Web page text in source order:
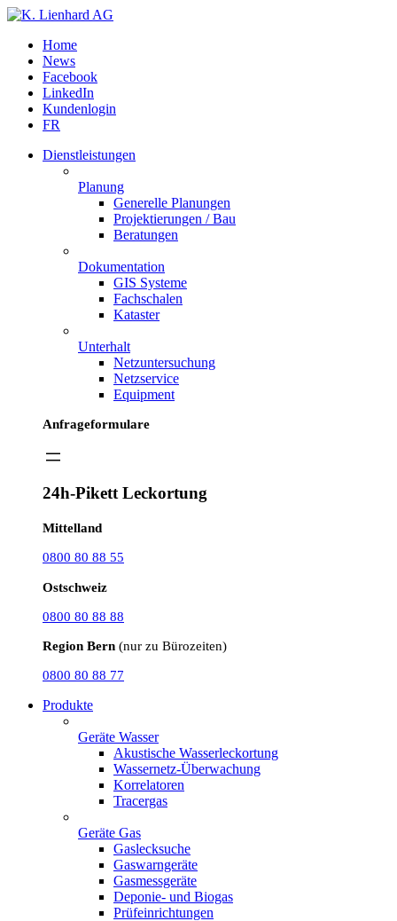
Home
News
Facebook
LinkedIn
Kundenlogin
FR
Dienstleistungen
Planung
Generelle Planungen
Projektierungen / Bau
Beratungen
Dokumentation
GIS Systeme
Fachschalen
Kataster
Unterhalt
Netzuntersuchung
Netzservice
Equipment
Anfrageformulare
24h-Pikett Leckortung
Mittelland
0800 80 88 55
Ostschweiz
0800 80 88 88
Region Bern (nur zu Bürozeiten)
0800 80 88 77
Produkte
Geräte Wasser
Akustische Wasserleckortung
Wassernetz-Überwachung
Korrelatoren
Tracergas
Geräte Gas
Gaslecksuche
Gaswarngeräte
Gasmessgeräte
Deponie- und Biogas
Prüfeinrichtungen